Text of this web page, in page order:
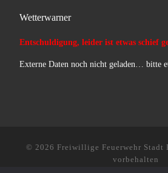
Wetterwarner
Entschuldigung, leider ist etwas schief
Externe Daten noch nicht geladen… bitte
© 2026 Freiwillige Feuerwehr Stadt
vorbehalten